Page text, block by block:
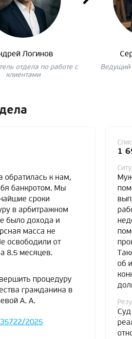
Логинов
отдела по работе с
клиентами
Ведущий
к нам,
банкротом. Мы
сроки
в арбитражном
было дохода и
масса не
освободили от
8.5 месяцев.
процедуру
гражданина в
А. А.
2025
1
об